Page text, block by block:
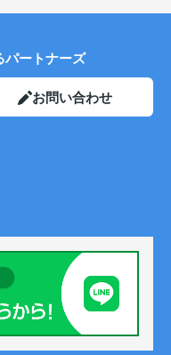
ートナーズ
お問い合わせ